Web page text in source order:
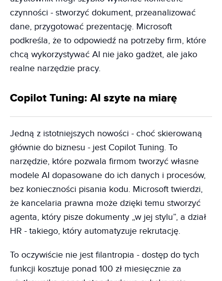
czynności - stworzyć dokument, przeanalizować
dane, przygotować prezentację. Microsoft
podkreśla, że to odpowiedź na potrzeby firm, które
chcą wykorzystywać AI nie jako gadżet, ale jako
realne narzędzie pracy.
Copilot Tuning: AI szyte na miarę
Jedną z istotniejszych nowości - choć skierowaną
głównie do biznesu - jest Copilot Tuning. To
narzędzie, które pozwala firmom tworzyć własne
modele AI dopasowane do ich danych i procesów,
bez konieczności pisania kodu. Microsoft twierdzi,
że kancelaria prawna może dzięki temu stworzyć
agenta, który pisze dokumenty „w jej stylu”, a dział
HR - takiego, który automatyzuje rekrutację.
To oczywiście nie jest filantropia - dostęp do tych
funkcji kosztuje ponad 100 zł miesięcznie za